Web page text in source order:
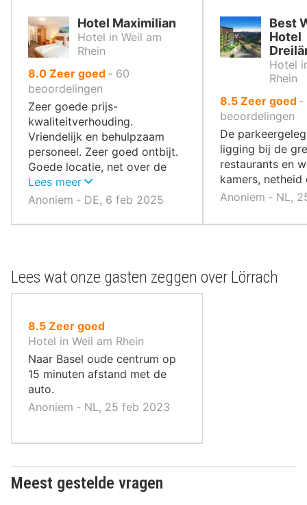
Hotel Maximilian
Hotel in Weil am
Rhein
8.0uit
10
,
Zeer goed ‐ 60
beoordelingen
Zeer goede prijs-
kwaliteitverhouding.
Vriendelijk en behulpzaam
personeel. Zeer goed ontbijt.
Goede locatie, net over de
grens.
Lees meer
Anoniem ‐ DE, 6 feb 2025
Best
Hotel
Hotel
Rhein
8.5uit
10
,
Zeer goed ‐
beoordelingen
De
ligging bij de
restaurants en
kamers,
Anoniem ‐ NL,
Lees wat onze gasten zeggen over Lörrach
8.5uit
10
,
Zeer goed
Hotel in Weil am Rhein
Naar Basel oude centrum op
15 minuten afstand met de
auto.
Anoniem ‐ NL, 25 feb 2023
Meest gestelde vragen